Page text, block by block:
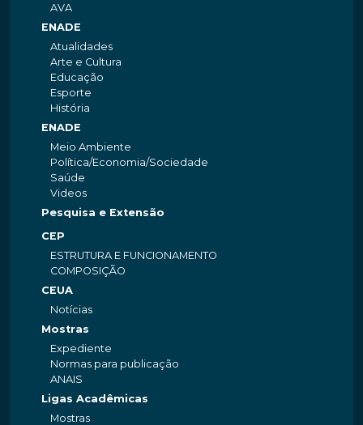
AVA
ENADE
Atualidades
Arte e Cultura
Educação
Esporte
História
ENADE
Meio Ambiente
Política/Economia/Sociedade
Saúde
Videos
Pesquisa e Extensão
CEP
ESTRUTURA E FUNCIONAMENTO
COMPOSIÇÃO
CEUA
Notícias
Mostras
Expediente
Normas para publicação
ANAIS
Ligas Acadêmicas
Mostras